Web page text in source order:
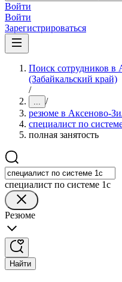
Войти
Войти
Зарегистрироваться
Поиск сотрудников в
(Забайкальский край)
/
... /
резюме в Аксеново-
специалист по
полная занятость
специалист по системе 1с
Резюме
Найти